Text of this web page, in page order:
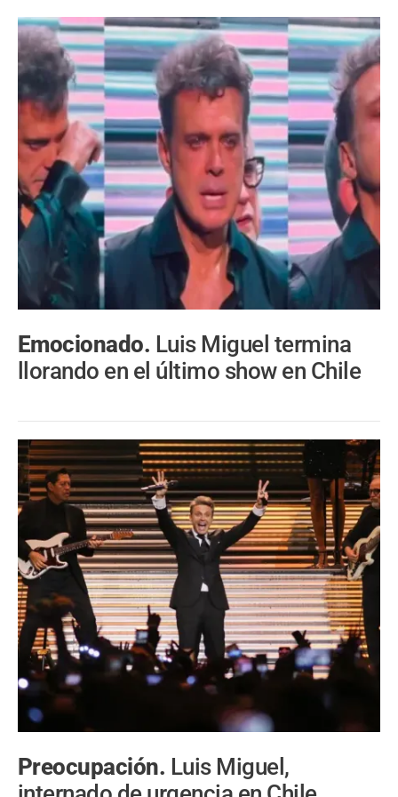
Emocionado. Luis Miguel termina
llorando en el último show en Chile
Preocupación. Luis Miguel,